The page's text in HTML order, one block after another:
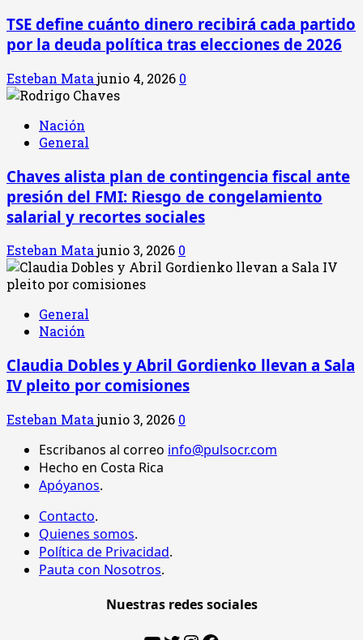
TSE define cuánto dinero recibirá cada partido
por la deuda política tras elecciones de 2026
Esteban Matajunio 4, 2026 0
Nación
General
Chaves alista plan de contingencia fiscal ante
presión del FMI: Riesgo de congelamiento
salarial y recortes sociales
Esteban Matajunio 3, 2026 0
General
Nación
Claudia Dobles y Abril Gordienko llevan a Sala
IV pleito por comisiones
Esteban Matajunio 3, 2026 0
Escribanos al correo info@pulsocr.com
Hecho en Costa Rica
Apóyanos.
Contacto.
Quienes somos.
Política de Privacidad.
Pauta con Nosotros.
Nuestras redes sociales